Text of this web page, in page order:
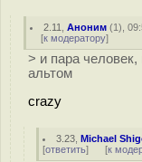
2.11 ,Аноним (1),
[к модератору]
> и пара человек,
альтом
crazy
3.23 ,Michael
[ответить] [к